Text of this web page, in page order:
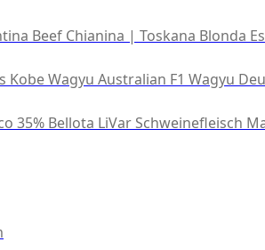
Beef Chianina | Toskana Blonda
Kobe Wagyu Australian F1 Wagyu
35% Bellota LiVar Schweinefleisch